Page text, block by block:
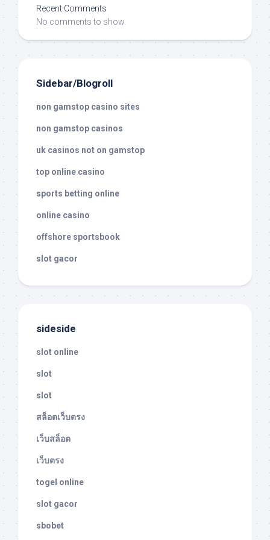
Recent Comments
No comments to show.
Sidebar/Blogroll
non gamstop casino sites
non gamstop casinos
uk casinos not on gamstop
top online casino
sports betting online
online casino
offshore sportsbook
slot gacor
sideside
slot online
slot
slot
สล็อตเว็บตรง
เว็บสล็อต
เว็บตรง
togel online
slot gacor
sbobet